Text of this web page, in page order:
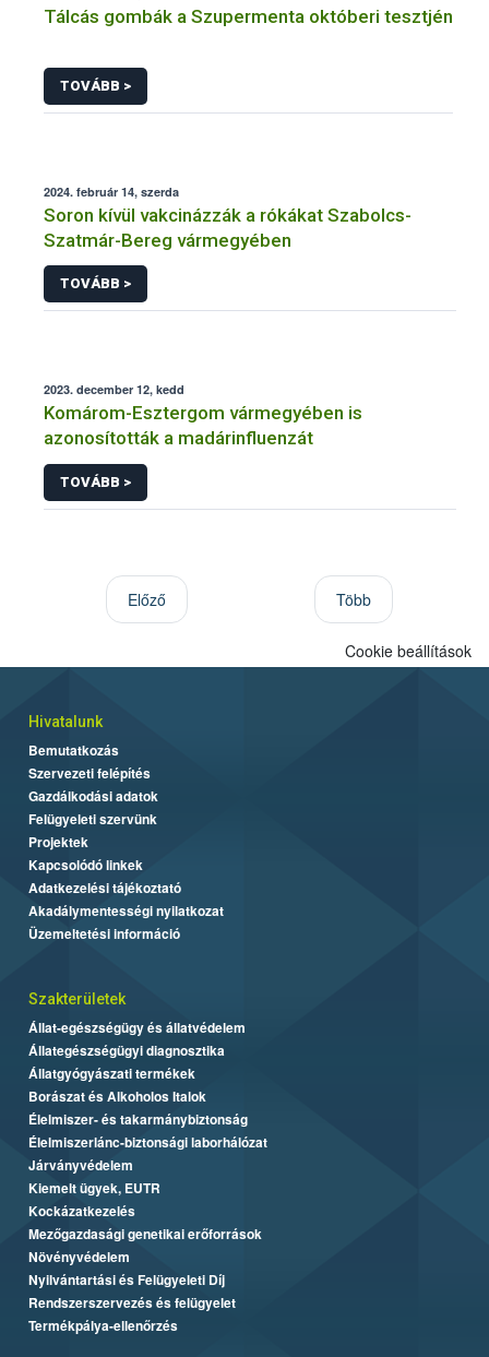
Tálcás gombák a Szupermenta októberi tesztjén
TOVÁBB >
2024. február 14, szerda
Soron kívül vakcinázzák a rókákat Szabolcs-
Szatmár-Bereg vármegyében
TOVÁBB >
2023. december 12, kedd
Komárom-Esztergom vármegyében is
azonosították a madárinfluenzát
TOVÁBB >
Előző Több
Cookie beállítások
Hivatalunk
Bemutatkozás
Szervezeti felépítés
Gazdálkodási adatok
Felügyeleti szervünk
Projektek
Kapcsolódó linkek
Adatkezelési tájékoztató
Akadálymentességi nyilatkozat
Üzemeltetési információ
Szakterületek
Állat-egészségügy és állatvédelem
Állategészségügyi diagnosztika
Állatgyógyászati termékek
Borászat és Alkoholos Italok
Élelmiszer- és takarmánybiztonság
Élelmiszerlánc-biztonsági laborhálózat
Járványvédelem
Kiemelt ügyek, EUTR
Kockázatkezelés
Mezőgazdasági genetikai erőforrások
Növényvédelem
Nyilvántartási és Felügyeleti Díj
Rendszerszervezés és felügyelet
Termékpálya-ellenőrzés